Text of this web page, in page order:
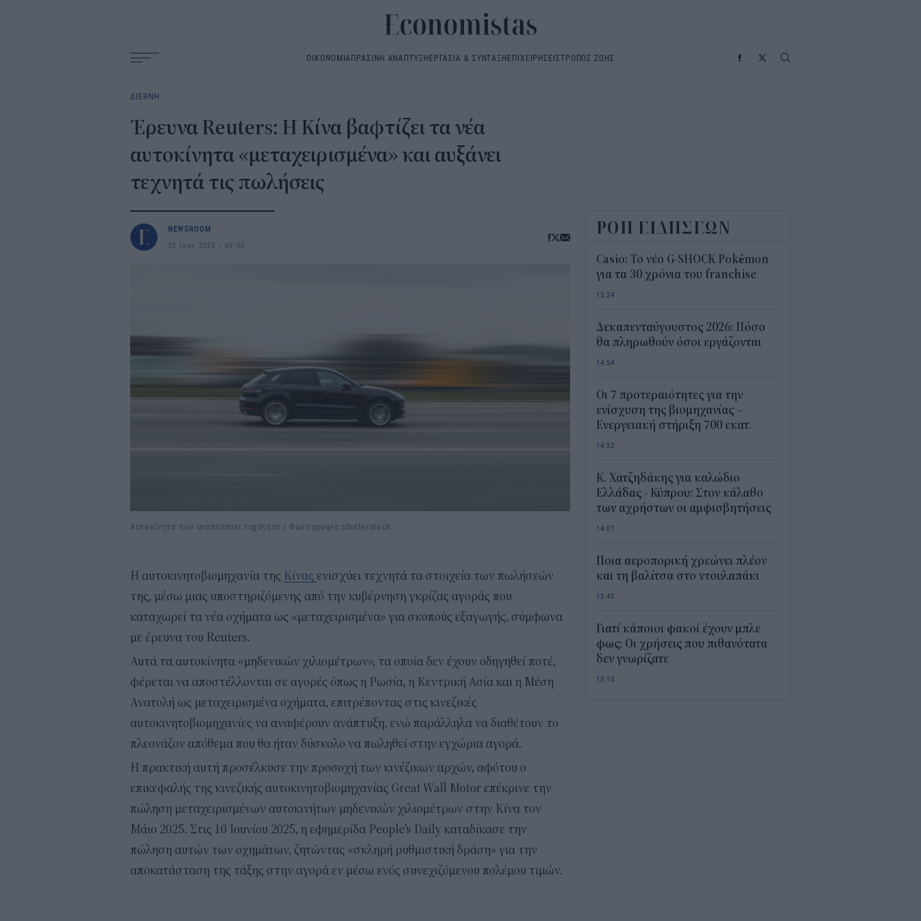
ΟΙΚΟΝΟΜΙΑΠΡΑΣΙΝΗ ΑΝΑΠΤΥΞΗΕΡΓΑΣΙΑ & ΣΥΝΤΑΞΗΕΠΙΧΕΙΡΗΣΕΙΣΤΡΟΠΟΣ ΖΩΗΣ
navigation
ΔΙΕΘΝΗ
Έρευνα Reuters: Η Κίνα βαφτίζει τα νέα
αυτοκίνητα «μεταχειρισμένα» και αυξάνει
τεχνητά τις πωλήσεις
NEWSROOM
25 Ιουν 2025
09:00
Αυτοκίνητο που αναπτύσσει ταχύτητα / Φωτογραφία shutterstock
Η αυτοκινητοβιομηχανία της Κίνας ενισχύει τεχνητά τα στοιχεία των πωλήσεών
της, μέσω μιας υποστηριζόμενης από την κυβέρνηση γκρίζας αγοράς που
καταχωρεί τα νέα οχήματα ως «μεταχειρισμένα» για σκοπούς εξαγωγής, σύμφωνα
με έρευνα του Reuters.
Αυτά τα αυτοκίνητα «μηδενικών χιλιομέτρων», τα οποία δεν έχουν οδηγηθεί ποτέ,
φέρεται να αποστέλλονται σε αγορές όπως η Ρωσία, η Κεντρική Ασία και η Μέση
Ανατολή ως μεταχειρισμένα οχήματα, επιτρέποντας στις κινεζικές
αυτοκινητοβιομηχανίες να αναφέρουν ανάπτυξη, ενώ παράλληλα να διαθέτουν το
πλεονάζον απόθεμα που θα ήταν δύσκολο να πωληθεί στην εγχώρια αγορά.
Η πρακτική αυτή προσέλκυσε την προσοχή των κινέζικων αρχών, αφότου ο
επικεφαλής της κινεζικής αυτοκινητοβιομηχανίας Great Wall Motor επέκρινε την
πώληση μεταχειρισμένων αυτοκινήτων μηδενικών χιλιομέτρων στην Κίνα τον
Μάιο 2025. Στις 10 Ιουνίου 2025, η εφημερίδα People's Daily καταδίκασε την
πώληση αυτών των οχημάτων, ζητώντας «σκληρή ρυθμιστική δράση» για την
αποκατάσταση της τάξης στην αγορά εν μέσω ενός συνεχιζόμενου πολέμου τιμών.
ΡΟΗ ΕΙΔΗΣΕΩΝ
Casio: Το νέο G-SHOCK Pokémon
για τα 30 χρόνια του franchise
15:24
Δεκαπενταύγουστος 2026: Πόσο
θα πληρωθούν όσοι εργάζονται
14:54
Οι 7 προτεραιότητες για την
ενίσχυση της βιομηχανίας –
Ενεργειακή στήριξη 700 εκατ.
14:32
Κ. Χατζηδάκης για καλώδιο
Ελλάδας - Κύπρου: Στον κάλαθο
των αχρήστων οι αμφισβητήσεις
14:01
Ποια αεροπορική χρεώνει πλέον
και τη βαλίτσα στο ντουλαπάκι
13:45
Γιατί κάποιοι φακοί έχουν μπλε
φως; Οι χρήσεις που πιθανότατα
δεν γνωρίζατε
13:10